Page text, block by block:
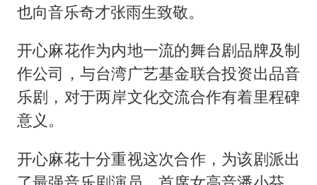
也向音乐奇才张雨生致敬。
开心麻花作为内地一流的舞台剧品牌及制
作公司，与台湾广艺基金联合投资出品音
乐剧，对于两岸文化交流合作有着里程碑
意义。
开心麻花十分重视这次合作，为该剧派出